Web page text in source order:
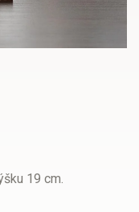
19 cm.